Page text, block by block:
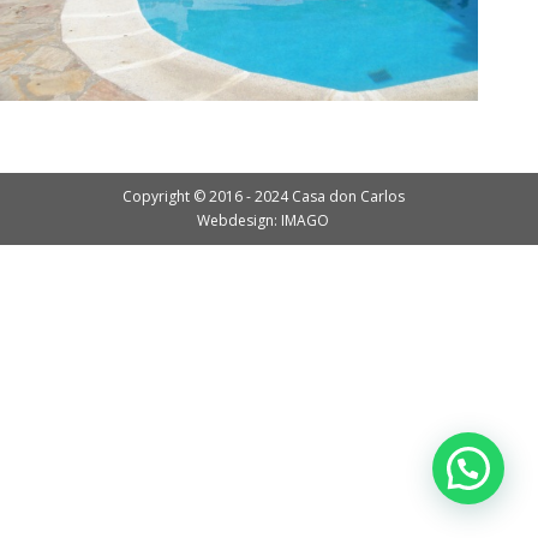
Copyright © 2016 - 2024 Casa don Carlos
Webdesign: IMAGO